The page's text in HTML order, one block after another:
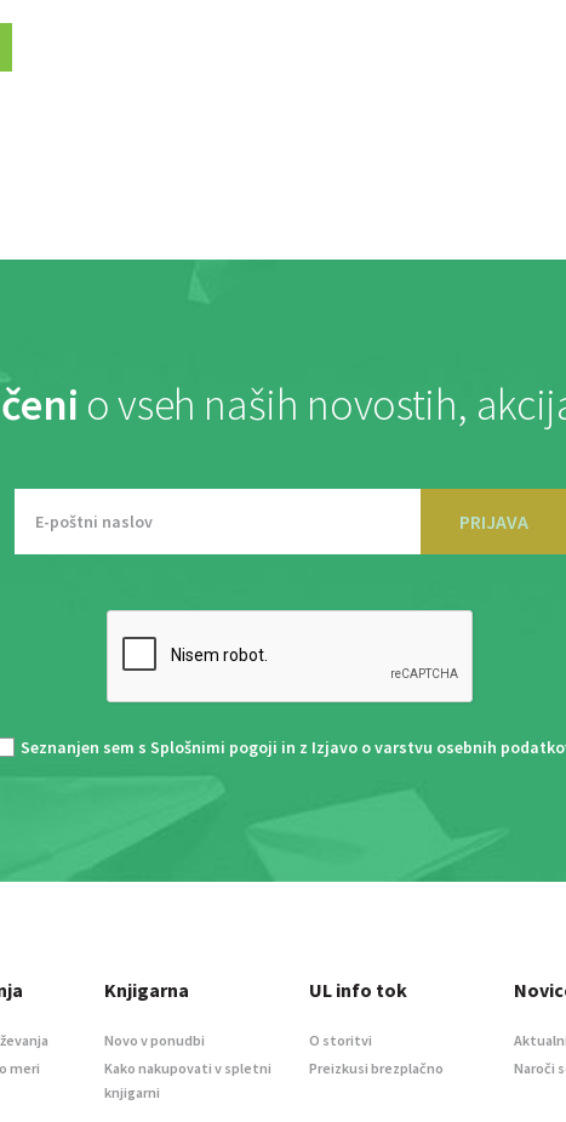
o vseh naših novostih,
PRIJAVA
Seznanjen sem s Splošnimi pogoji in z Izjavo o varstvu osebnih
meri
Knjigarna
Novo v ponudbi
Kako nakupovati v spletni
knjigarni
UL info tok
O storitvi
Preizkusi brezplačno
Naroči